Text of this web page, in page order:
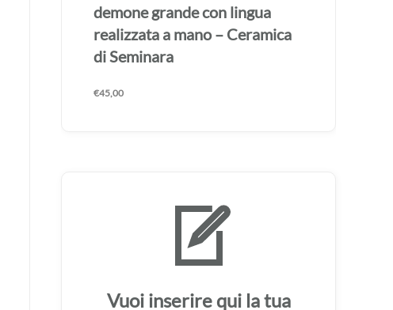
demone grande con lingua
realizzata a mano – Ceramica
di Seminara
€45,00
Vuoi inserire qui la tua